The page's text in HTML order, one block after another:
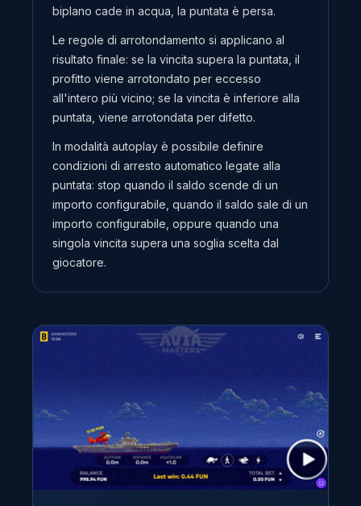
biplano cade in acqua, la puntata è persa.
Le regole di arrotondamento si applicano al
risultato finale: se la vincita supera la puntata, il
profitto viene arrotondato per eccesso
all'intero più vicino; se la vincita è inferiore alla
puntata, viene arrotondata per difetto.
In modalità autoplay è possibile definire
condizioni di arresto automatico legate alla
puntata: stop quando il saldo scende di un
importo configurabile, quando il saldo sale di un
importo configurabile, oppure quando una
singola vincita supera una soglia scelta dal
giocatore.